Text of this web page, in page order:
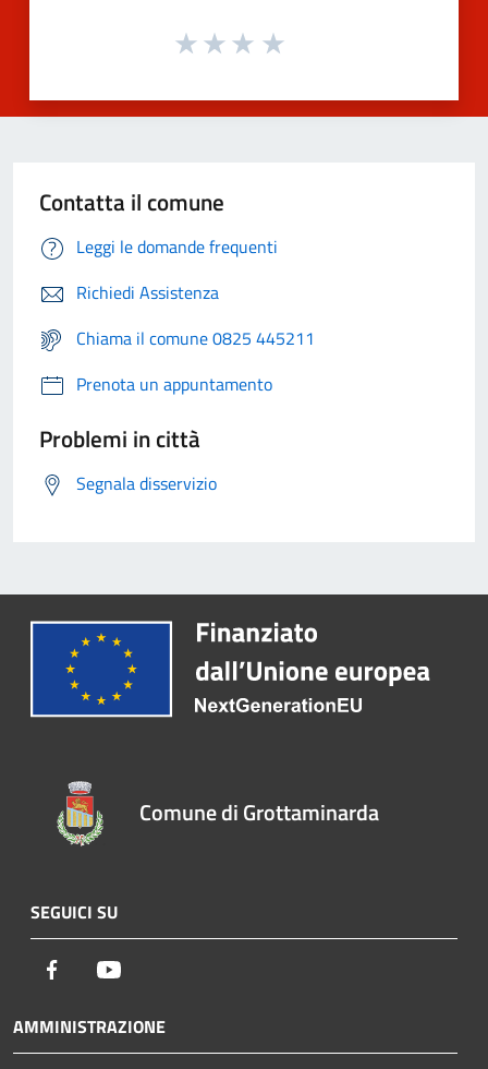
Contatta il comune
Leggi le domande frequenti
Richiedi Assistenza
Chiama il comune 0825 445211
Prenota un appuntamento
Problemi in città
Segnala disservizio
Comune di Grottaminarda
SEGUICI SU
Facebook
AMMINISTRAZIONE